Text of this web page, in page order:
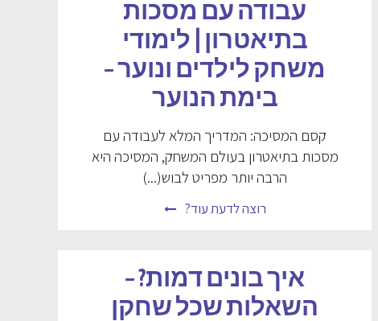
עבודה עם מסכות
בתיאטרון | לימודי
משחק לילדים ונוער –
בימת הנוער
קסם המסיכה: המדריך המלא לעבודה עם
מסכות בתיאטרון בעולם המשחק, המסיכה היא
הרבה יותר מפריט לבוש(...)
רוצה לדעת עוד?
איך בונים דמות? –
השאלות שכל שחקן